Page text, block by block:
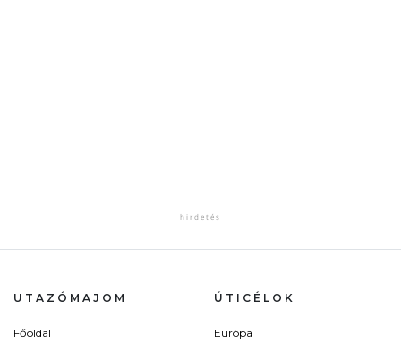
UTAZÓMAJOM
Főoldal
ÚTICÉLOK
Európa